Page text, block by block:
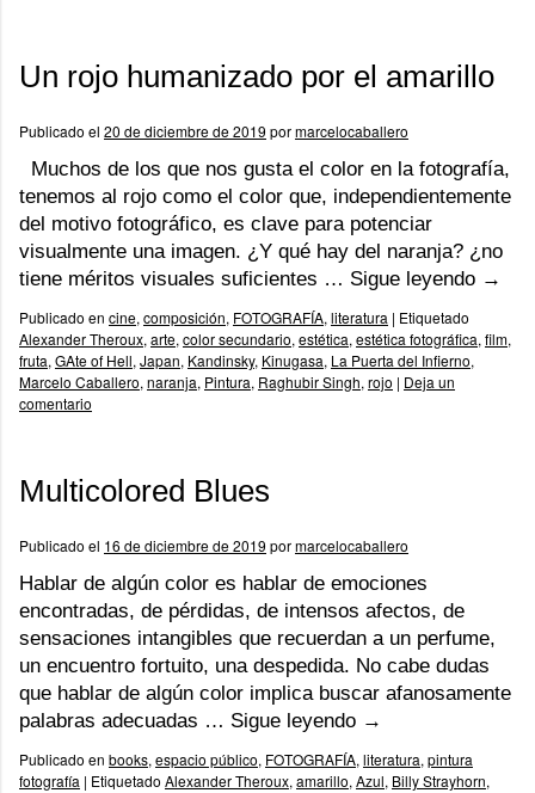
Un rojo humanizado por el amarillo
Publicado el 20 de diciembre de 2019 pormarcelocaballero
Muchos de los que nos gusta el color en la fotografía,
tenemos al rojo como el color que, independientemente
del motivo fotográfico, es clave para potenciar
visualmente una imagen. ¿Y qué hay del naranja? ¿no
tiene méritos visuales suficientes … Sigue leyendo →
Publicado en cine, composición, FOTOGRAFÍA, literatura | Etiquetado
Alexander Theroux, arte, color secundario, estética, estética fotográfica, film,
fruta, GAte of Hell, Japan, Kandinsky, Kinugasa, La Puerta del Infierno,
Marcelo Caballero, naranja, Pintura, Raghubir Singh, rojo | Deja un
comentario
Multicolored Blues
Publicado el 16 de diciembre de 2019 pormarcelocaballero
Hablar de algún color es hablar de emociones
encontradas, de pérdidas, de intensos afectos, de
sensaciones intangibles que recuerdan a un perfume,
un encuentro fortuito, una despedida. No cabe dudas
que hablar de algún color implica buscar afanosamente
palabras adecuadas … Sigue leyendo →
Publicado en books, espacio público, FOTOGRAFÍA, literatura, pintura
fotografía | Etiquetado Alexander Theroux, amarillo, Azul, Billy Strayhorn,